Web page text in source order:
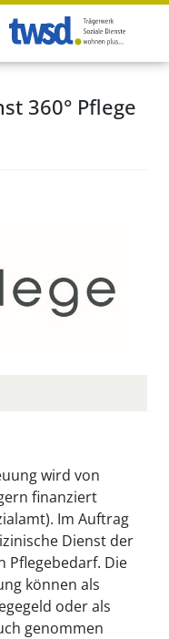
360° Pflege
wird von
finanziert
Im Auftrag
Dienst der
Pflegebedarf. Die
können als
oder als
genommen